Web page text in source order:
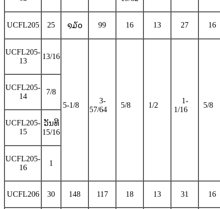
UCFL205 25 ໑໓໐ 99 16 13 27 16
UCFL205-
13
13/16
5-1/8
3-
57/64
5/8 1/2
1-
1/16
5/8
UCFL205-
14
7/8
UCFL205-
15
ວັນທີ
15/16
UCFL205-
16
1
UCFL206 30 148 117 18 13 31 16